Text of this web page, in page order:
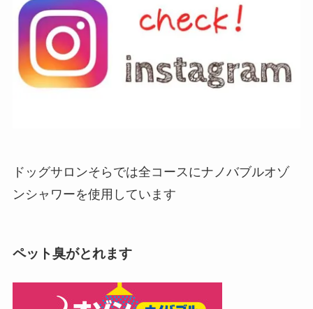
ドッグサロンそらでは全コースにナノバブルオゾ
ンシャワーを使用しています
ペット臭がとれます